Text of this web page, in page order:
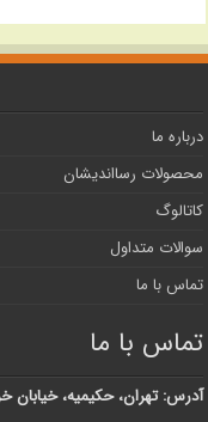
درباره ما
محصولات رسااندیشان
کاتالوگ
سوالات متداول
تماس با ما
تماس با ما
آدرس: تهران، حکیمیه، خیابان خرم، خیابان